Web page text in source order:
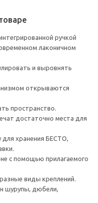
ручкой
лаконичном
и выровнять
открываются
пространство.
достаточно места для
для хранения БЕСТО,
с помощью прилагаемого
виды креплений.
шурупы, дюбели,